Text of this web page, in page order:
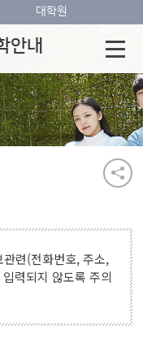
안내
대학원
련(전화번호, 주소,
력되지 않도록 주의